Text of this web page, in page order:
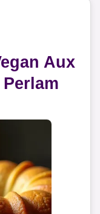
Aux